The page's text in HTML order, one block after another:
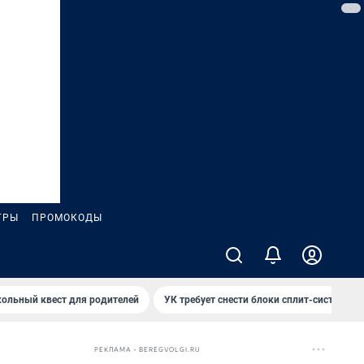
ПРОМОКОДЫ
квест для родителей УК требует снести блоки сплит-систем
РЕКЛАМА • BEREGVOLGI.RU